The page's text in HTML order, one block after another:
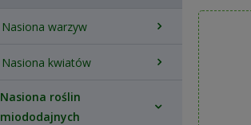
Nasiona warzyw
Nasiona kwiatów
Nasiona roślin
miododajnych